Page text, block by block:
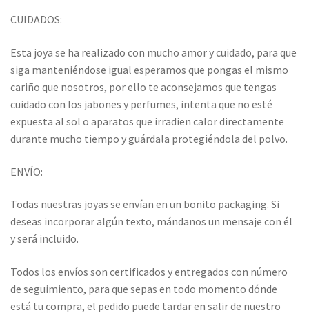
CUIDADOS:
Esta joya se ha realizado con mucho amor y cuidado, para que
siga manteniéndose igual esperamos que pongas el mismo
cariño que nosotros, por ello te aconsejamos que tengas
cuidado con los jabones y perfumes, intenta que no esté
expuesta al sol o aparatos que irradien calor directamente
durante mucho tiempo y guárdala protegiéndola del polvo.
ENVÍO:
Todas nuestras joyas se envían en un bonito packaging. Si
deseas incorporar algún texto, mándanos un mensaje con él
y será incluido.
Todos los envíos son certificados y entregados con número
de seguimiento, para que sepas en todo momento dónde
está tu compra, el pedido puede tardar en salir de nuestro